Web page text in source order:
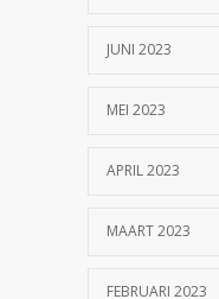
JUNI 2023
MEI 2023
APRIL 2023
MAART 2023
FEBRUARI 2023